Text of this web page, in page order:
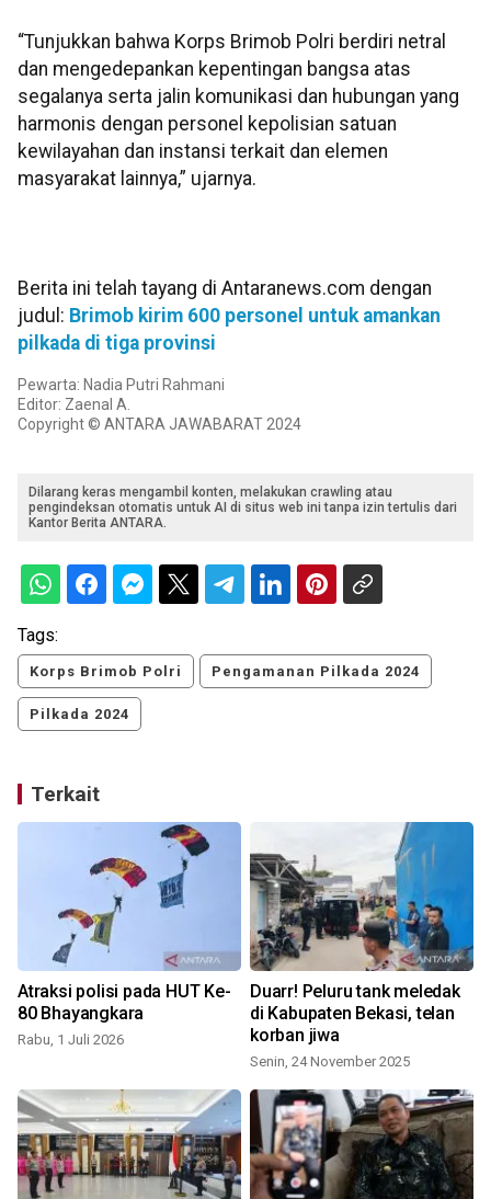
“Tunjukkan bahwa Korps Brimob Polri berdiri netral
dan mengedepankan kepentingan bangsa atas
segalanya serta jalin komunikasi dan hubungan yang
harmonis dengan personel kepolisian satuan
kewilayahan dan instansi terkait dan elemen
masyarakat lainnya,” ujarnya.
Berita ini telah tayang di Antaranews.com dengan
judul: Brimob kirim 600 personel untuk amankan
pilkada di tiga provinsi
Pewarta: Nadia Putri Rahmani
Editor: Zaenal A.
Copyright © ANTARA JAWABARAT 2024
Dilarang keras mengambil konten, melakukan crawling atau
pengindeksan otomatis untuk AI di situs web ini tanpa izin tertulis dari
Kantor Berita ANTARA.
Tags:
Korps Brimob Polri Pengamanan Pilkada 2024
Pilkada 2024
Terkait
Atraksi polisi pada HUT Ke-
80 Bhayangkara
Rabu, 1 Juli 2026
Duarr! Peluru tank meledak
di Kabupaten Bekasi, telan
korban jiwa
Senin, 24 November 2025